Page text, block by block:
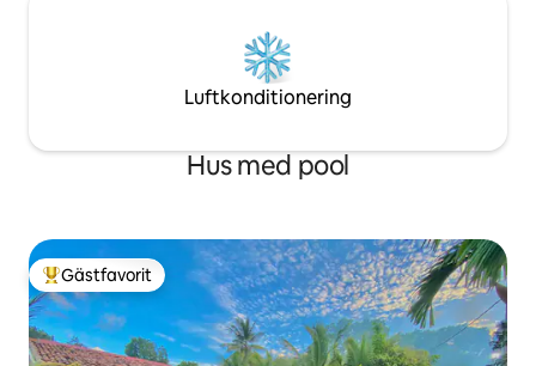
Luftkonditionering
Hus med pool
Populär gästfavorit
Gästfavorit